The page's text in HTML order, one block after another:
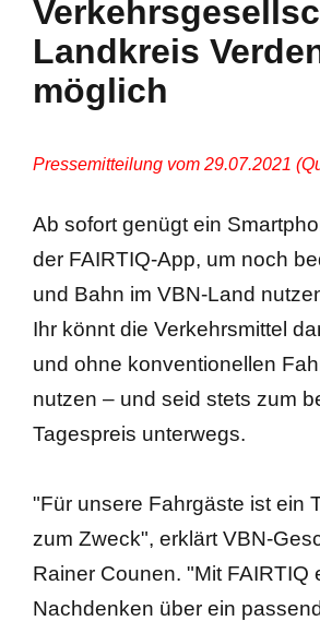
Landkreis
möglich
Pressemitteilung vom 29.07.2021
Ab sofort genügt ein
der FAIRTIQ-App, um noch
und Bahn im VBN-Land
Ihr könnt die Verkehrsmittel
und ohne konventionellen
nutzen – und seid stets zum
Tagespreis unterwegs.
"Für unsere Fahrgäste ist ein
zum Zweck", erklärt VBN-
Rainer Counen. "Mit FAIRTIQ
Nachdenken über ein
Busanmietung
Verhaltensregeln Schüler im Bus